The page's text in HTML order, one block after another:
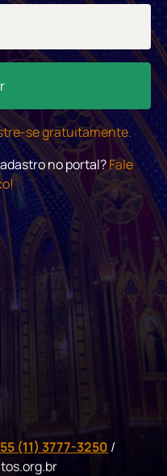
se gratuitamente.
no portal?Fale
(11) 3777-3250 /